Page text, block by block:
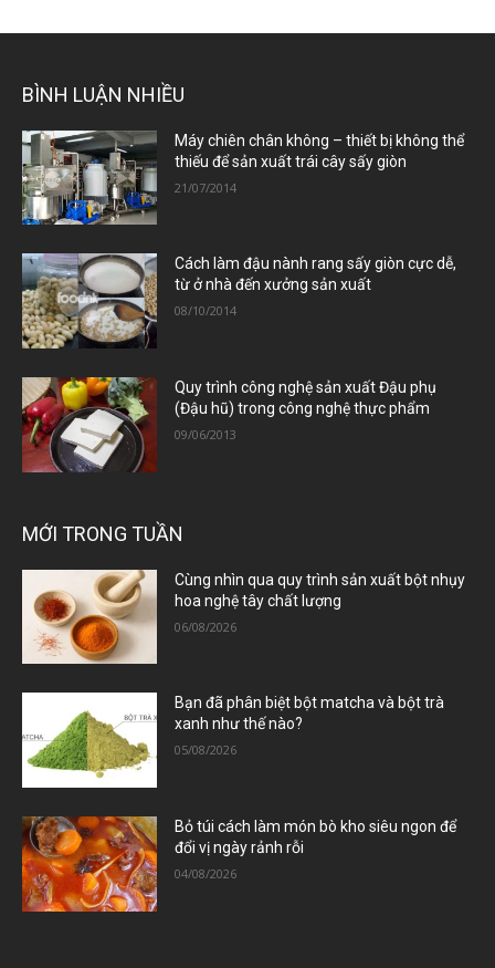
BÌNH LUẬN NHIỀU
Máy chiên chân không – thiết bị không thể
thiếu để sản xuất trái cây sấy giòn
21/07/2014
Cách làm đậu nành rang sấy giòn cực dễ,
từ ở nhà đến xưởng sản xuất
08/10/2014
Quy trình công nghệ sản xuất Đậu phụ
(Đậu hũ) trong công nghệ thực phẩm
09/06/2013
MỚI TRONG TUẦN
Cùng nhìn qua quy trình sản xuất bột nhụy
hoa nghệ tây chất lượng
06/08/2026
Bạn đã phân biệt bột matcha và bột trà
xanh như thế nào?
05/08/2026
Bỏ túi cách làm món bò kho siêu ngon để
đổi vị ngày rảnh rỗi
04/08/2026